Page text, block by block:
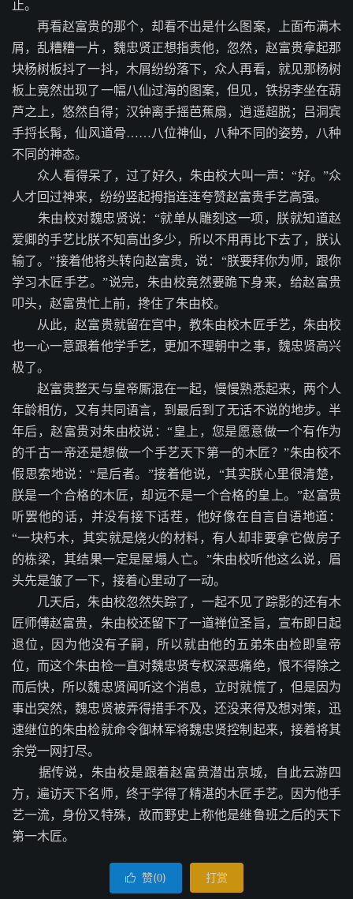
止。
再看赵富贵的那个，却看不出是什么图案，上面布满木
屑，乱糟糟一片，魏忠贤正想指责他，忽然，赵富贵拿起那
块杨树板抖了一抖，木屑纷纷落下，众人再看，就见那杨树
板上竟然出现了一幅八仙过海的图案，但见，铁拐李坐在葫
芦之上，悠然自得；汉钟离手摇芭蕉扇，逍遥超脱；吕洞宾
手捋长髯，仙风道骨……八位神仙，八种不同的姿势，八种
不同的神态。
众人看得呆了，过了好久，朱由校大叫一声：“好。”众
人才回过神来，纷纷竖起拇指连连夸赞赵富贵手艺高强。
朱由校对魏忠贤说：“就单从雕刻这一项，朕就知道赵
爱卿的手艺比朕不知高出多少，所以不用再比下去了，朕认
输了。”接着他将头转向赵富贵，说：“朕要拜你为师，跟你
学习木匠手艺。”说完，朱由校竟然要跪下身来，给赵富贵
叩头，赵富贵忙上前，搀住了朱由校。
从此，赵富贵就留在宫中，教朱由校木匠手艺，朱由校
也一心一意跟着他学手艺，更加不理朝中之事，魏忠贤高兴
极了。
赵富贵整天与皇帝厮混在一起，慢慢熟悉起来，两个人
年龄相仿，又有共同语言，到最后到了无话不说的地步。半
年后，赵富贵对朱由校说：“皇上，您是愿意做一个有作为
的千古一帝还是想做一个手艺天下第一的木匠？”朱由校不
假思索地说：“是后者。”接着他说，“其实朕心里很清楚，
朕是一个合格的木匠，却远不是一个合格的皇上。”赵富贵
听罢他的话，并没有接下话茬，他好像在自言自语地道：
“一块朽木，其实就是烧火的材料，有人却非要拿它做房子
的栋梁，其结果一定是屋塌人亡。”朱由校听他这么说，眉
头先是皱了一下，接着心里动了一动。
几天后，朱由校忽然失踪了，一起不见了踪影的还有木
匠师傅赵富贵，朱由校还留下了一道禅位圣旨，宣布即日起
退位，因为他没有子嗣，所以就由他的五弟朱由检即皇帝
位，而这个朱由检一直对魏忠贤专权深恶痛绝，恨不得除之
而后快，所以魏忠贤闻听这个消息，立时就慌了，但是因为
事出突然，魏忠贤被弄得措手不及，还没来得及想对策，迅
速继位的朱由检就命令御林军将魏忠贤控制起来，接着将其
余党一网打尽。
据传说，朱由校是跟着赵富贵潜出京城，自此云游四
方，遍访天下名师，终于学得了精湛的木匠手艺。因为他手
艺一流，身份又特殊，故而野史上称他是继鲁班之后的天下
第一木匠。
 赞(0) 打赏